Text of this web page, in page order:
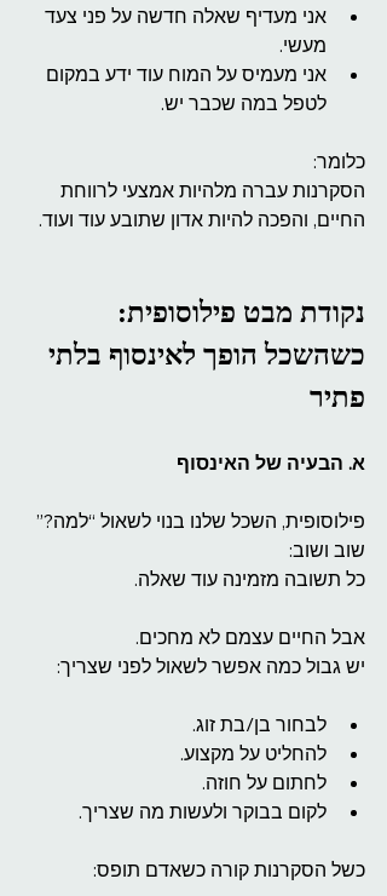
אני מעדיף שאלה חדשה על פני צעד
מעשי.
אני מעמיס על המוח עוד ידע במקום
לטפל במה שכבר יש.
כלומר:
הסקרנות עברה מלהיות אמצעי לרווחת
החיים, והפכה להיות אדון שתובע עוד ועוד.
נקודת מבט פילוסופית:
כשהשכל הופך לאינסוף בלתי
פתיר
א. הבעיה של האינסוף
פילוסופית, השכל שלנו בנוי לשאול “למה?”
שוב ושוב:
כל תשובה מזמינה עוד שאלה.
אבל החיים עצמם לא מחכים.
יש גבול כמה אפשר לשאול לפני שצריך:
לבחור בן/בת זוג.
להחליט על מקצוע.
לחתום על חוזה.
לקום בבוקר ולעשות מה שצריך.
כשל הסקרנות קורה כשאדם תופס: